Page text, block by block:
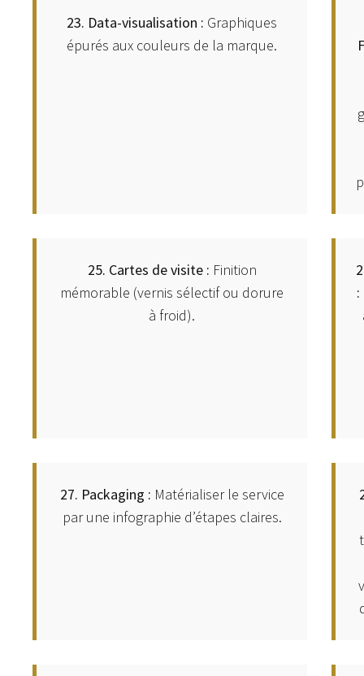
23. Data-visualisation : Graphiques
épurés aux couleurs de la marque.
25. Cartes de visite : Finition
mémorable (vernis sélectif ou dorure
à froid).
:
27. Packaging : Matérialiser le service
par une infographie d’étapes claires.